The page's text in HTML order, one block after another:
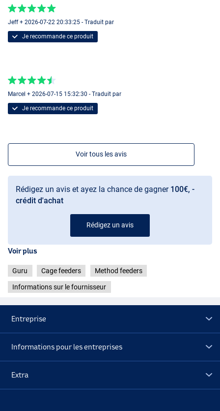
Jeff + 2026-07-22 20:33:25 - Traduit par
Je recommande ce produit
Marcel + 2026-07-15 15:32:30 - Traduit par
Je recommande ce produit
Voir tous les avis
Rédigez un avis et ayez la chance de gagner 100€, -
crédit d'achat
Rédigez un avis
Voir plus
Guru Cage feeders Method feeders
Informations sur le fournisseur
Entreprise
Informations pour les entreprises
Extra